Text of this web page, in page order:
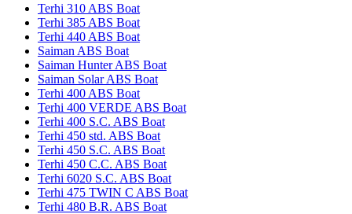
Terhi 310 ABS Boat
Terhi 385 ABS Boat
Terhi 440 ABS Boat
Saiman ABS Boat
Saiman Hunter ABS Boat
Saiman Solar ABS Boat
Terhi 400 ABS Boat
Terhi 400 VERDE ABS Boat
Terhi 400 S.C. ABS Boat
Terhi 450 std. ABS Boat
Terhi 450 S.C. ABS Boat
Terhi 450 C.C. ABS Boat
Terhi 6020 S.C. ABS Boat
Terhi 475 TWIN C ABS Boat
Terhi 480 B.R. ABS Boat